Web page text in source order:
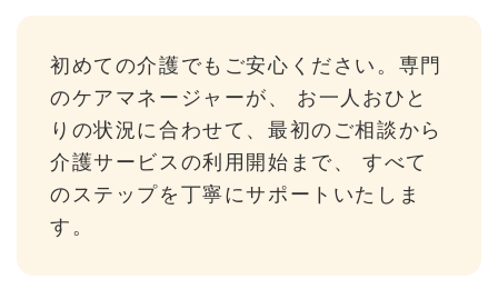
初めての介護でもご安心ください。専門
のケアマネージャーが、 お一人おひと
りの状況に合わせて、最初のご相談から
介護サービスの利用開始まで、 すべて
のステップを丁寧にサポートいたしま
す。